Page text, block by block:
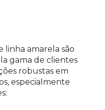
linha amarela são
gama de clientes
robustas em
especialmente